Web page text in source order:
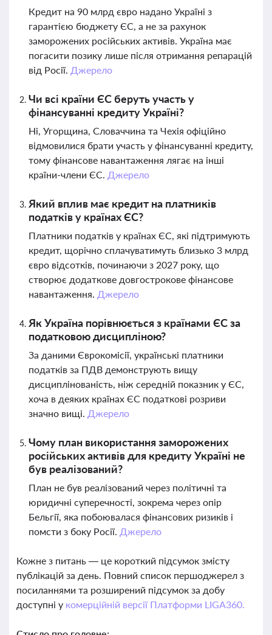
Кредит на 90 млрд євро надано Україні з
гарантією бюджету ЄС, а не за рахунок
заморожених російських активів. Україна має
погасити позику лише після отримання репарацій
від Росії. Джерело
Чи всі країни ЄС беруть участь у
фінансуванні кредиту Україні?
Ні, Угорщина, Словаччина та Чехія офіційно
відмовилися брати участь у фінансуванні кредиту,
тому фінансове навантаження лягає на інші
країни-члени ЄС. Джерело
Який вплив має кредит на платників
податків у країнах ЄС?
Платники податків у країнах ЄС, які підтримують
кредит, щорічно сплачуватимуть близько 3 млрд
євро відсотків, починаючи з 2027 року, що
створює додаткове довгострокове фінансове
навантаження. Джерело
Як Україна порівнюється з країнами ЄС за
податковою дисципліною?
За даними Єврокомісії, українські платники
податків за ПДВ демонструють вищу
дисциплінованість, ніж середній показник у ЄС,
хоча в деяких країнах ЄС податкові розриви
значно вищі. Джерело
Чому план використання заморожених
російських активів для кредиту Україні не
був реалізований?
План не був реалізований через політичні та
юридичні суперечності, зокрема через опір
Бельгії, яка побоювалася фінансових ризиків і
помсти з боку Росії. Джерело
Кожне з питань — це короткий підсумок змісту
публікацій за день. Повний список першоджерел з
посиланнями та розширений підсумок за добу
доступні у комерційній версії Платформи LIGA360.